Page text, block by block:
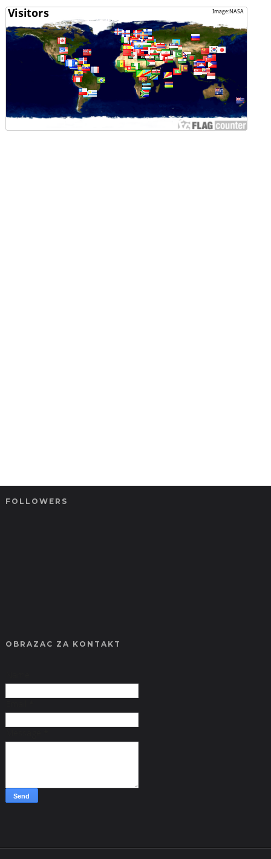
FOLLOWERS
OBRAZAC ZA KONTAKT